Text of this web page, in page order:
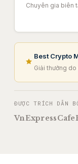
Chuyên gia biên
Best Crypto
Giải thưởng
ĐƯỢC TRÍCH DẪN
VnExpress